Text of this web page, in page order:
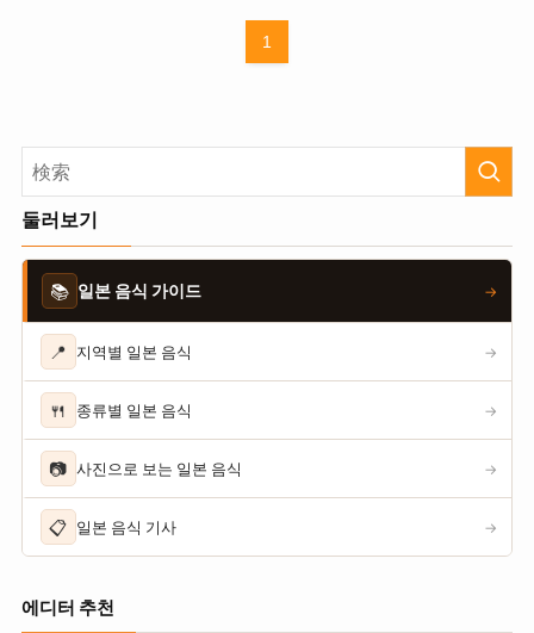
1
둘러보기
📚 일본 음식 가이드 →
📍 지역별 일본 음식 →
🍴 종류별 일본 음식 →
📷 사진으로 보는 일본 음식 →
📋 일본 음식 기사 →
에디터 추천